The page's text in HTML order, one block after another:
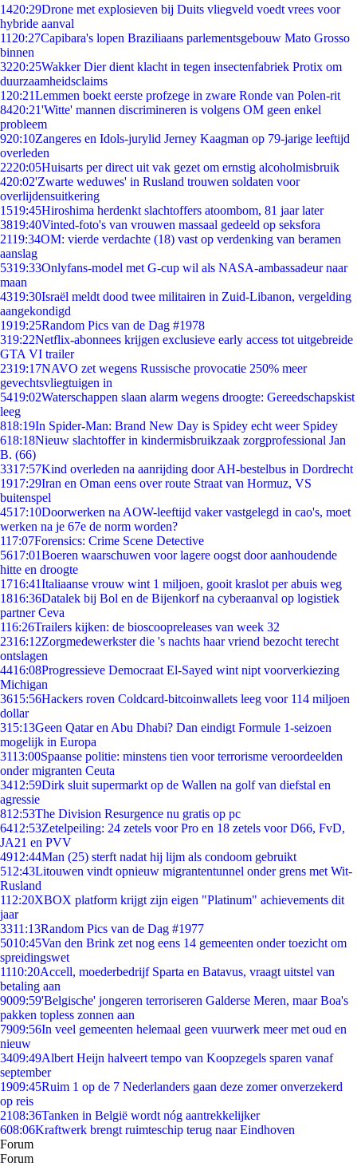
1420:29Drone met explosieven bij Duits vliegveld voedt vrees voor
hybride aanval
11 20:27Capibara's lopen Braziliaans parlementsgebouw Mato Grosso
binnen
3220:25Wakker Dier dient klacht in tegen insectenfabriek Protix om
duurzaamheidsclaims
1 20:21Lemmen boekt eerste profzege in zware Ronde van Polen-rit
8420:21'Witte' mannen discrimineren is volgens OM geen enkel
probleem
920:10Zangeres en Idols-jurylid Jerney Kaagman op 79-jarige leeftijd
overleden
2220:05Huisarts per direct uit vak gezet om ernstig alcoholmisbruik
420:02'Zwarte weduwes' in Rusland trouwen soldaten voor
overlijdensuitkering
1519:45Hiroshima herdenkt slachtoffers atoombom, 81 jaar later
3819:40Vinted-foto's van vrouwen massaal gedeeld op seksfora
2119:34OM: vierde verdachte (18) vast op verdenking van beramen
aanslag
5319:33Onlyfans-model met G-cup wil als NASA-ambassadeur naar
maan
4319:30Israël meldt dood twee militairen in Zuid-Libanon, vergelding
aangekondigd
1919:25Random Pics van de Dag #1978
319:22Netflix-abonnees krijgen exclusieve early access tot uitgebreide
GTA VI trailer
2319:17NAVO zet wegens Russische provocatie 250% meer
gevechtsvliegtuigen in
5419:02Waterschappen slaan alarm wegens droogte: Gereedschapskist
leeg
818:19In Spider-Man: Brand New Day is Spidey echt weer Spidey
618:18Nieuw slachtoffer in kindermisbruikzaak zorgprofessional Jan
B. (66)
3317:57Kind overleden na aanrijding door AH-bestelbus in Dordrecht
1917:29Iran en Oman eens over route Straat van Hormuz, VS
buitenspel
4517:10Doorwerken na AOW-leeftijd vaker vastgelegd in cao's, moet
werken na je 67e de norm worden?
117:07Forensics: Crime Scene Detective
5617:01Boeren waarschuwen voor lagere oogst door aanhoudende
hitte en droogte
1716:41Italiaanse vrouw wint 1 miljoen, gooit kraslot per abuis weg
1816:36Datalek bij Bol en de Bijenkorf na cyberaanval op logistiek
partner Ceva
116:26Trailers kijken: de bioscoopreleases van week 32
2316:12Zorgmedewerkster die 's nachts haar vriend bezocht terecht
ontslagen
4416:08Progressieve Democraat El-Sayed wint nipt voorverkiezing
Michigan
3615:56Hackers roven Coldcard-bitcoinwallets leeg voor 114 miljoen
dollar
315:13Geen Qatar en Abu Dhabi? Dan eindigt Formule 1-seizoen
mogelijk in Europa
3113:00Spaanse politie: minstens tien voor terrorisme veroordeelden
onder migranten Ceuta
3412:59Dirk sluit supermarkt op de Wallen na golf van diefstal en
agressie
812:53The Division Resurgence nu gratis op pc
6412:53Zetelpeiling: 24 zetels voor Pro en 18 zetels voor D66, FvD,
JA21 en PVV
4912:44Man (25) sterft nadat hij lijm als condoom gebruikt
512:43Litouwen vindt opnieuw migrantentunnel onder grens met Wit-
Rusland
112:20XBOX platform krijgt zijn eigen "Platinum" achievements dit
jaar
3311:13Random Pics van de Dag #1977
5010:45Van den Brink zet nog eens 14 gemeenten onder toezicht om
spreidingswet
1110:20Accell, moederbedrijf Sparta en Batavus, vraagt uitstel van
betaling aan
9009:59'Belgische' jongeren terroriseren Galderse Meren, maar Boa's
pakken topless zonnen aan
7909:56In veel gemeenten helemaal geen vuurwerk meer met oud en
nieuw
3409:49Albert Heijn halveert tempo van Koopzegels sparen vanaf
september
1909:45Ruim 1 op de 7 Nederlanders gaan deze zomer onverzekerd
op reis
2108:36Tanken in België wordt nóg aantrekkelijker
608:06Kraftwerk brengt ruimteschip terug naar Eindhoven
Forum
Forum